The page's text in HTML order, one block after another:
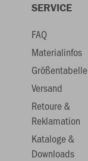
SERVICE
FAQ
Materialinfos
Größentabelle
Versand
Retoure &
Reklamation
Kataloge &
Downloads